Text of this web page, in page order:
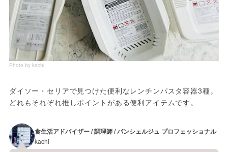
Photo by kachi
ダイソー・セリアで見つけた便利なレンチンパスタ容器3種。
どれもそれぞれ推しポイントがある便利アイテムです。
食生活アドバイザー / 調理師 / パンシェルジュ プロフェッショナル
kachi